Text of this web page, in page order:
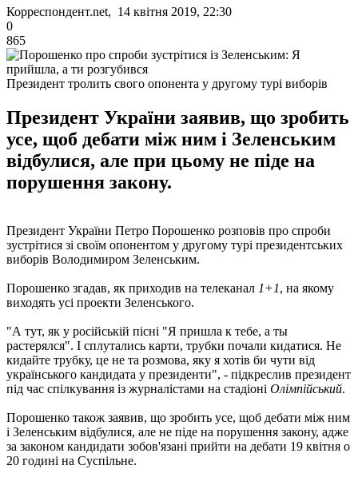
Корреспондент.net, 14 квітня 2019, 22:30
0
865
Президент тролить свого опонента у другому турі виборів
Президент України заявив, що зробить
усе, щоб дебати між ним і Зеленським
відбулися, але при цьому не піде на
порушення закону.
Президент України Петро Порошенко розповів про спроби
зустрітися зі своїм опонентом у другому турі президентських
виборів Володимиром Зеленським.
Порошенко згадав, як приходив на телеканал 1+1, на якому
виходять усі проекти Зеленського.
"А тут, як у російській пісні "Я пришла к тебе, а ты
растерялся". І сплутались карти, трубки почали кидатися. Не
кидайте трубку, це не та розмова, яку я хотів би чути від
українського кандидата у президенти", - підкреслив президент
під час спілкування із журналістами на стадіоні Олімпійський.
Порошенко також заявив, що зробить усе, щоб дебати між ним
і Зеленським відбулися, але не піде на порушення закону, адже
за законом кандидати зобов'язані прийти на дебати 19 квітня о
20 годині на Суспільне.